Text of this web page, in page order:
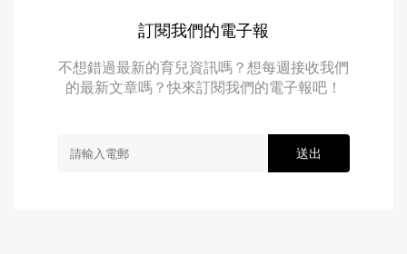
訂閱我們的電子報
不想錯過最新的育兒資訊嗎？想每週接收我們
的最新文章嗎？快來訂閱我們的電子報吧！
送出